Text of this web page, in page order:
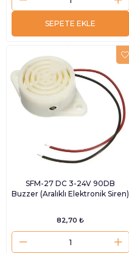
SEPETE EKLE
SFM-27 DC 3-24V 90DB
Buzzer (Aralıklı Elektronik Siren)
82,70 ₺